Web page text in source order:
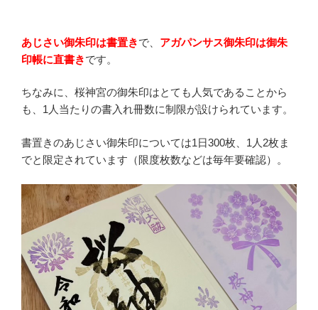
あじさい御朱印は書置きで、 アガパンサス御朱印は御朱
印帳に直書きです。
ちなみに、桜神宮の御朱印はとても人気であることから
も、1人当たりの書入れ冊数に制限が設けられています。
書置きのあじさい御朱印については1日300枚、1人2枚ま
でと限定されています（限度枚数などは毎年要確認）。